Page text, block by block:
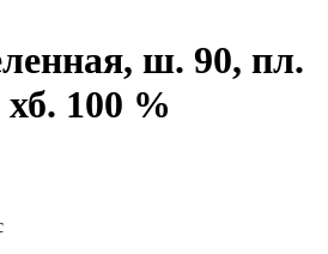
ш. 90, пл.
100 %